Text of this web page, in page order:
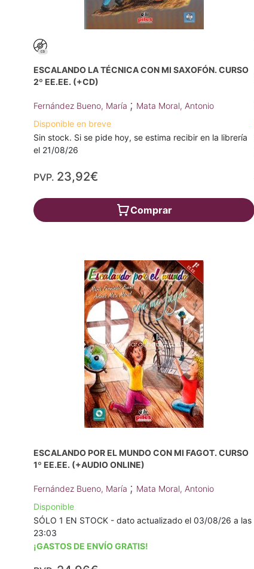
ESCALANDO LA TÉCNICA CON MI SAXOFÓN. CURSO
2º EE.EE. (+CD)
Fernández Bueno, María ; Mata Moral, Antonio
Disponible en breve
Sin stock. Si se pide hoy, se estima recibir en la librería
el 21/08/26
PVP. 23,92€
Comprar
ESCALANDO POR EL MUNDO CON MI FAGOT. CURSO
1º EE.EE. (+AUDIO ONLINE)
Fernández Bueno, María ; Mata Moral, Antonio
Disponible
SÓLO 1 EN STOCK - dato actualizado el 03/08/26 a las
23:03
¡GASTOS DE ENVÍO GRATIS!